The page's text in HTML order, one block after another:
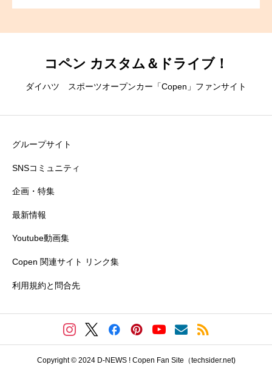
コペン カスタム＆ドライブ！
ダイハツ スポーツオープンカー「Copen」ファンサイト
グループサイト
SNSコミュニティ
企画・特集
最新情報
Youtube動画集
Copen 関連サイト リンク集
利用規約と問合先
Copyright © 2024 D-NEWS ! Copen Fan Site（techsider.net)